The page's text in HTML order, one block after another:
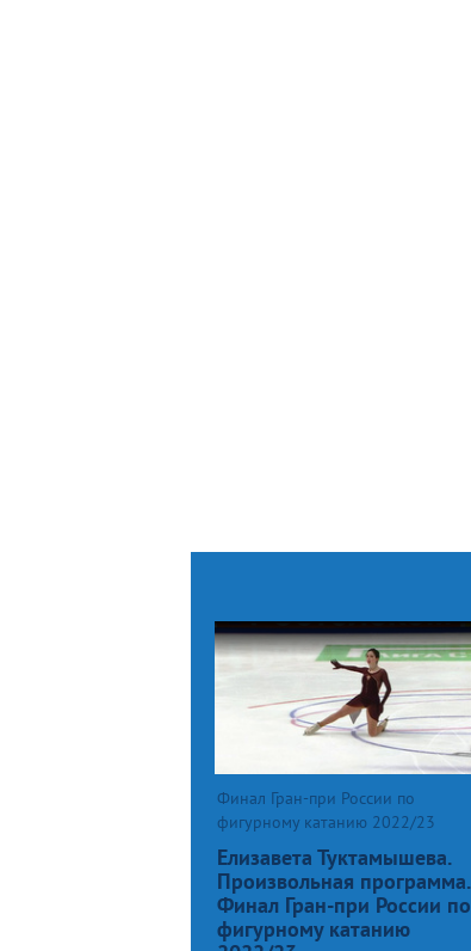
Финал Гран-при России по
фигурному катанию 2022/23
Елизавета Туктамышева.
Произвольная программа.
Финал Гран-при России по
фигурному катанию